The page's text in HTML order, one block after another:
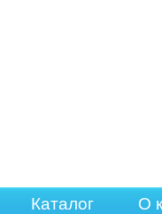
Каталог О